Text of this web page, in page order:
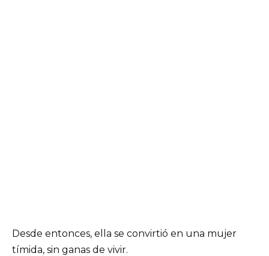
Desde entonces, ella se convirtió en una mujer
tímida, sin ganas de vivir.